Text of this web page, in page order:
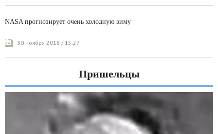
NASA прогнозирует очень холодную зиму
30 ноября 2018 / 15:27
Пришельцы